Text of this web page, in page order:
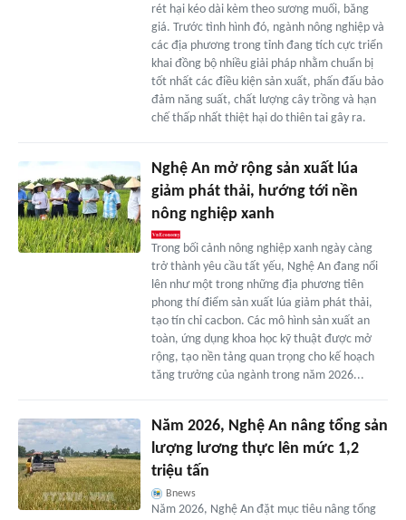
rét hại kéo dài kèm theo sương muối, băng
giá. Trước tình hình đó, ngành nông nghiệp và
các địa phương trong tỉnh đang tích cực triển
khai đồng bộ nhiều giải pháp nhằm chuẩn bị
tốt nhất các điều kiện sản xuất, phấn đấu bảo
đảm năng suất, chất lượng cây trồng và hạn
chế thấp nhất thiệt hại do thiên tai gây ra.
Nghệ An mở rộng sản xuất lúa
giảm phát thải, hướng tới nền
nông nghiệp xanh
Trong bối cảnh nông nghiệp xanh ngày càng
trở thành yêu cầu tất yếu, Nghệ An đang nổi
lên như một trong những địa phương tiên
phong thí điểm sản xuất lúa giảm phát thải,
tạo tín chỉ cacbon. Các mô hình sản xuất an
toàn, ứng dụng khoa học kỹ thuật được mở
rộng, tạo nền tảng quan trọng cho kế hoạch
tăng trưởng của ngành trong năm 2026...
Năm 2026, Nghệ An nâng tổng sản
lượng lương thực lên mức 1,2
triệu tấn
Bnews
Năm 2026, Nghệ An đặt mục tiêu nâng tổng